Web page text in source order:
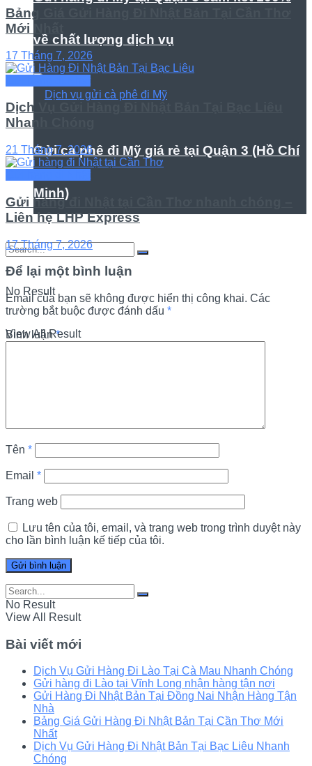
về chất lượng dịch vụ
Gửi cà phê đi Mỹ giá rẻ tại Quận 3 (Hồ Chí
Minh)
No Result
View All Result
Bảng Giá Gửi Hàng Đi Nhật Bản Tại Cần Thơ
Mới Nhất
17 Tháng 7, 2026
Dịch Vụ Gửi Hàng Đi Nhật Bản Tại Bạc Liêu
Nhanh Chóng
21 Tháng 7, 2026
Gửi hàng đi Nhật tại Cần Thơ nhanh chóng –
Liên hệ LHP Express
17 Tháng 7, 2026
Để lại một bình luận
Email của bạn sẽ không được hiển thị công khai. Các
trường bắt buộc được đánh dấu *
Bình luận*
Tên *
Email *
Trang web
Lưu tên của tôi, email, và trang web trong trình duyệt này
cho lần bình luận kế tiếp của tôi.
No Result
View All Result
Bài viết mới
Dịch Vụ Gửi Hàng Đi Lào Tại Cà Mau Nhanh Chóng
Gửi hàng đi Lào tại Vĩnh Long nhận hàng tận nơi
Gửi Hàng Đi Nhật Bản Tại Đồng Nai Nhận Hàng Tận
Nhà
Bảng Giá Gửi Hàng Đi Nhật Bản Tại Cần Thơ Mới
Nhất
Dịch Vụ Gửi Hàng Đi Nhật Bản Tại Bạc Liêu Nhanh
Chóng